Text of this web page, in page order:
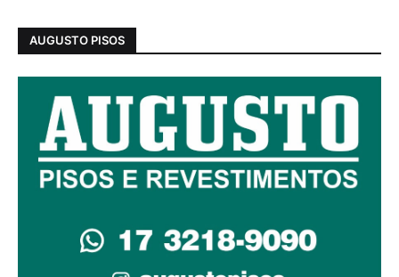
AUGUSTO PISOS